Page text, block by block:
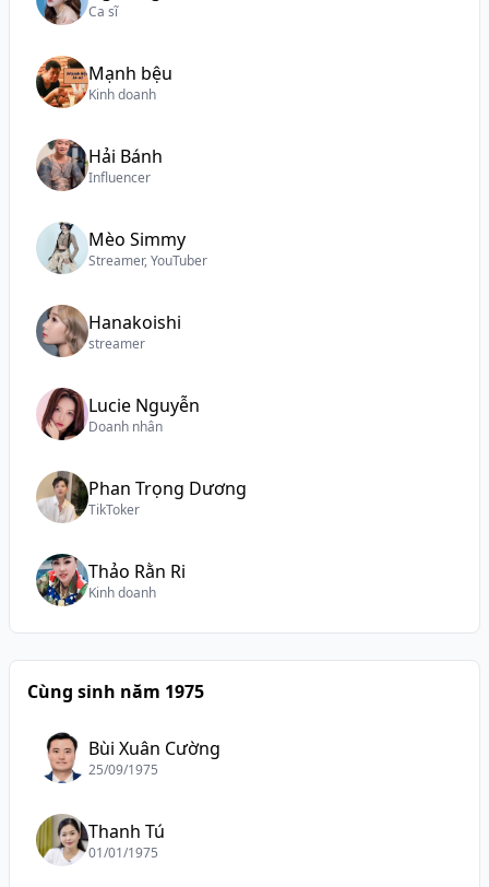
Ca sĩ
Mạnh bệu
Kinh doanh
Hải Bánh
Influencer
Mèo Simmy
Streamer, YouTuber
Hanakoishi
streamer
Lucie Nguyễn
Doanh nhân
Phan Trọng Dương
TikToker
Thảo Rằn Ri
Kinh doanh
Cùng sinh năm 1975
Bùi Xuân Cường
25/09/1975
Thanh Tú
01/01/1975